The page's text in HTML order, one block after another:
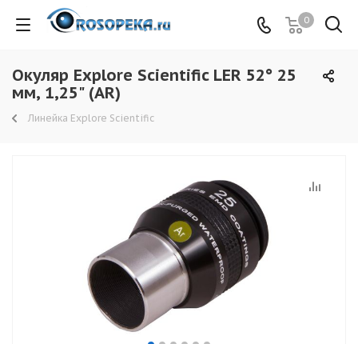
0
Окуляр Explore Scientific LER 52° 25
мм, 1,25" (AR)
Линейка Explore Scientific